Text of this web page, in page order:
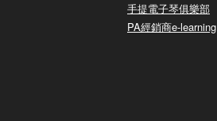
手提電子琴俱樂部
PA經銷商e-learning